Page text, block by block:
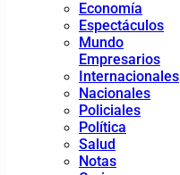
Economía
Espectáculos
Mundo
Empresarios
Internacionales
Nacionales
Policiales
Política
Salud
Notas